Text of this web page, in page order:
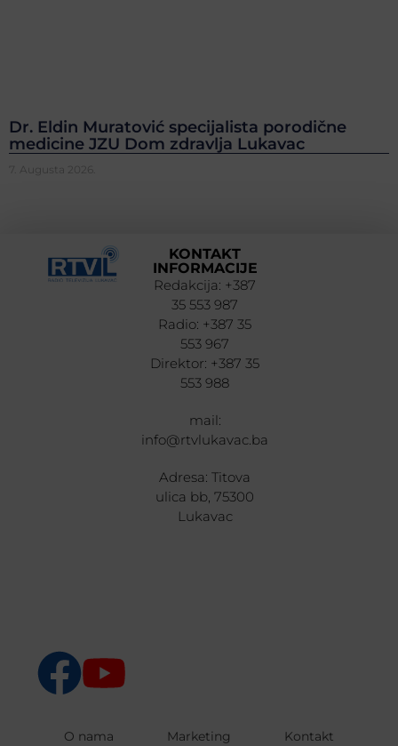
Dr. Eldin Muratović specijalista porodične
medicine JZU Dom zdravlja Lukavac
7. Augusta 2026.
KONTAKT
INFORMACIJE
Redakcija: +387
35 553 987
Radio: +387 35
553 967
Direktor: +387 35
553 988
mail:
info@rtvlukavac.ba
Adresa: Titova
ulica bb, 75300
Lukavac
O nama Marketing Kontakt